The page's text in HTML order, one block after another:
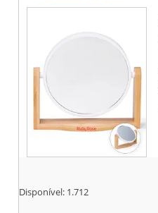
Disponível: 1.712